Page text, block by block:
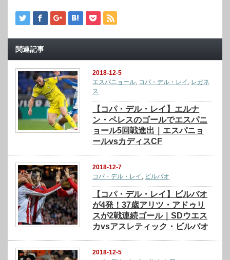
関連記事
2018-12-5
エスパニョール コパ・デル・レイ
レガネ
ス
【コパ・デル・レイ】エルナ
ン・ペレスのゴールでエスパニ
ョール5回戦進出｜エスパニョ
ールvsカディスCF
2018-12-7
コパ・デル・レイ
ビルバオ
【コパ・デル・レイ】ビルバオ
が4発！37歳アリツ・アドゥリ
スが2戦連続ゴール｜SDウエス
カvsアスレティック・ビルバオ
2018-12-5